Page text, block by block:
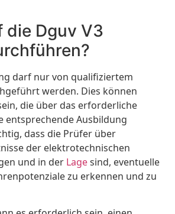
die Dguv V3
darf nur von qualifiziertem
werden. Dies können
die über das erforderliche
entsprechende Ausbildung
dass die Prüfer über
der elektrotechnischen
und in der Lagesind, eventuelle
zu erkennen und zu